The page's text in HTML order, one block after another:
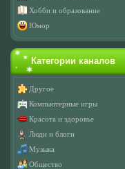
Хобби и образование
Юмор
Категории каналов
Другое
Компьютерные игры
Красота и здоровье
Люди и блоги
Музыка
Общество